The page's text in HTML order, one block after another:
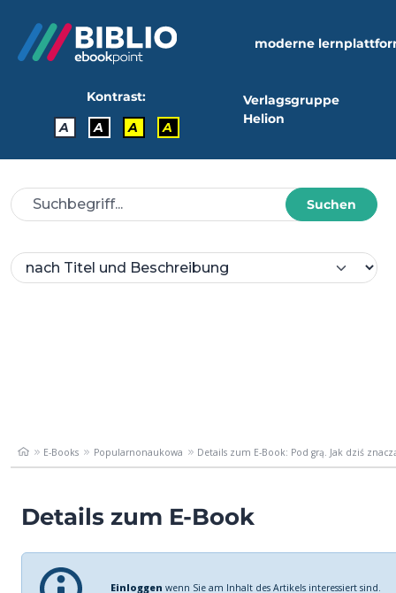
moderne
Kontrast:
A
A A A
Verlagsgruppe
Helion
Suchen
E-Books Popularnonaukowa Details zum E-Book: Pod grą. Jak dziś
Details zum E-Book
Einloggen wenn Sie am Inhalt des Artikels interessiert sind.